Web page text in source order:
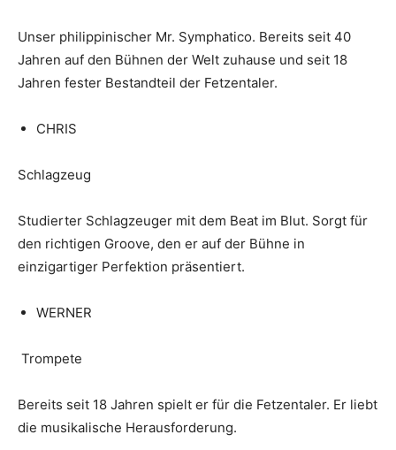
Unser philippinischer Mr. Symphatico. Bereits seit 40
Jahren auf den Bühnen der Welt zuhause und seit 18
Jahren fester Bestandteil der Fetzentaler.
CHRIS
Schlagzeug
Studierter Schlagzeuger mit dem Beat im Blut. Sorgt für
den richtigen Groove, den er auf der Bühne in
einzigartiger Perfektion präsentiert.
WERNER
Trompete
Bereits seit 18 Jahren spielt er für die Fetzentaler. Er liebt
die musikalische Herausforderung.